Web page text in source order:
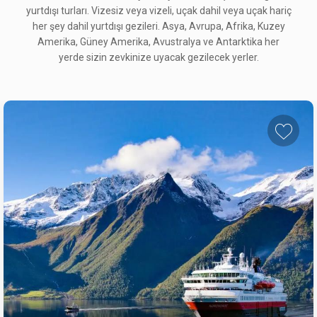
yurtdışı turları. Vizesiz veya vizeli, uçak dahil veya uçak hariç
her şey dahil yurtdışı gezileri. Asya, Avrupa, Afrika, Kuzey
Amerika, Güney Amerika, Avustralya ve Antarktika her
yerde sizin zevkinize uyacak gezilecek yerler.